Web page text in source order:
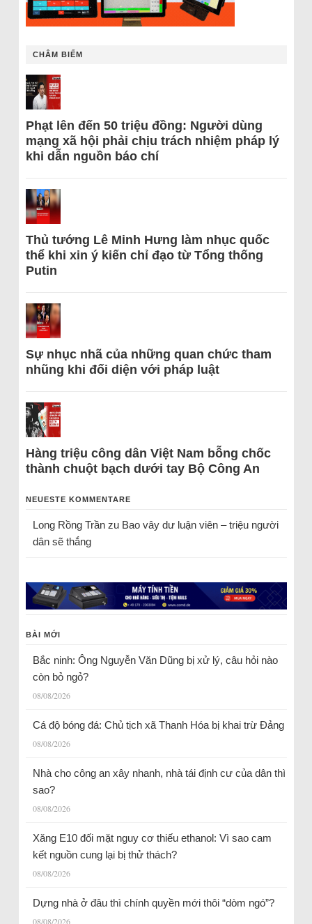
CHÂM BIẾM
Phạt lên đến 50 triệu đồng: Người dùng
mạng xã hội phải chịu trách nhiệm pháp lý
khi dẫn nguồn báo chí
Thủ tướng Lê Minh Hưng làm nhục quốc
thể khi xin ý kiến chỉ đạo từ Tổng thống
Putin
Sự nhục nhã của những quan chức tham
nhũng khi đối diện với pháp luật
Hàng triệu công dân Việt Nam bỗng chốc
thành chuột bạch dưới tay Bộ Công An
NEUESTE KOMMENTARE
Long Rồng Trầnzu Bao vây dư luận viên – triệu người
dân sẽ thắng
BÀI MỚI
Bắc ninh: Ông Nguyễn Văn Dũng bị xử lý, câu hỏi nào
còn bỏ ngỏ?
08/08/2026
Cá độ bóng đá: Chủ tịch xã Thanh Hóa bị khai trừ Đảng
08/08/2026
Nhà cho công an xây nhanh, nhà tái định cư của dân thì
sao?
08/08/2026
Xăng E10 đối mặt nguy cơ thiếu ethanol: Vì sao cam
kết nguồn cung lại bị thử thách?
08/08/2026
Dựng nhà ở đâu thì chính quyền mới thôi “dòm ngó”?
08/08/2026